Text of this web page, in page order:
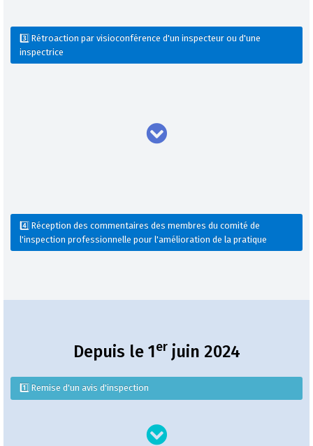
3️⃣ Rétroaction par visioconférence d'un inspecteur ou d'une
inspectrice
4️⃣ Réception des commentaires des membres du comité de
l'inspection professionnelle pour l'amélioration de la pratique
Depuis le 1erjuin 2024
1️⃣ Remise d'un avis d'inspection